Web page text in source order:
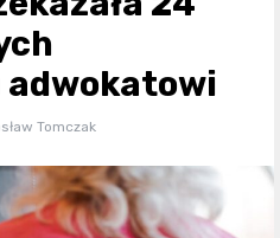
adwokatowi
Tomczak